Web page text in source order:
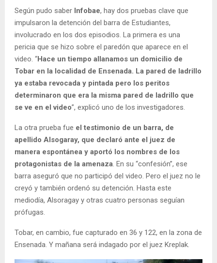
Según pudo saber Infobae, hay dos pruebas clave que
impulsaron la detención del barra de Estudiantes,
involucrado en los dos episodios. La primera es una
pericia que se hizo sobre el paredón que aparece en el
video. “Hace un tiempo allanamos un domicilio de
Tobar en la localidad de Ensenada. La pared de ladrillo
ya estaba revocada y pintada pero los peritos
determinaron que era la misma pared de ladrillo que
se ve en el video”, explicó uno de los investigadores.
La otra prueba fue el testimonio de un barra, de
apellido Alsogaray, que declaró ante el juez de
manera espontánea y aportó los nombres de los
protagonistas de la amenaza. En su “confesión”, ese
barra aseguró que no participó del video. Pero el juez no le
creyó y también ordenó su detención. Hasta este
mediodía, Alsoragay y otras cuatro personas seguían
prófugas.
Tobar, en cambio, fue capturado en 36 y 122, en la zona de
Ensenada. Y mañana será indagado por el juez Kreplak.